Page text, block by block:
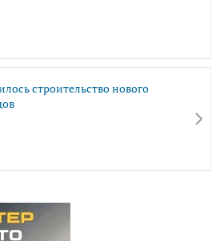
строительство нового